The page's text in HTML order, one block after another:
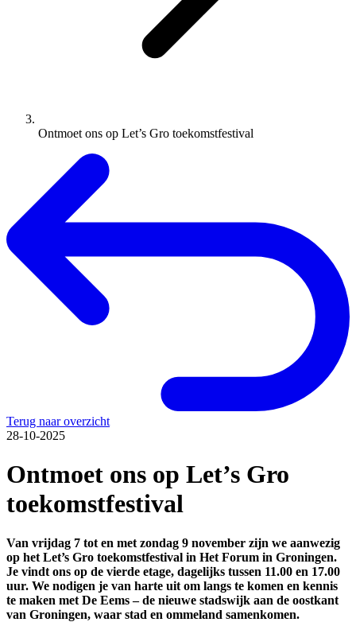
Ontmoet ons op Let’s Gro toekomstfestival
Terug naar overzicht
28-10-2025
Ontmoet ons op Let’s Gro
toekomstfestival
Van vrijdag 7 tot en met zondag 9 november zijn we aanwezig
op het Let’s Gro toekomstfestival in Het Forum in Groningen.
Je vindt ons op de vierde etage, dagelijks tussen 11.00 en 17.00
uur. We nodigen je van harte uit om langs te komen en kennis
te maken met De Eems – de nieuwe stadswijk aan de oostkant
van Groningen, waar stad en ommeland samenkomen.